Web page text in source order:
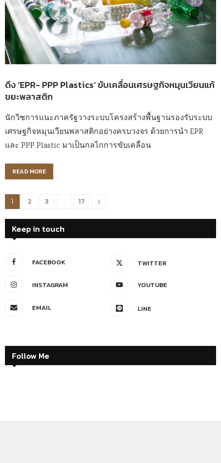
ดึง ‘EPR- PPP Plastics’ ขับเคลื่อนเศรษฐกิจหมุนเวียนแก้
ขยะพลาสติก
นักวิชการแนะภาครัฐวางระบบโครงสร้างพื้นฐานรองรับระบบ
เศรษฐกิจหมุนเวียนพลาสติกอย่างครบวงจร ด้วยการนำ EPR
และ PPP Plastic มาเป็นกลไกการขับเคลื่อน
READ MORE
1 2 3 … 17
Keep in touch
FACEBOOK TWITTER
INSTAGRAM YOUTUBE
EMAIL LINE
Follow Me